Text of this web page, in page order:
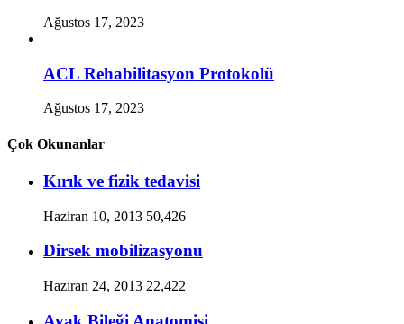
Ağustos 17, 2023
ACL Rehabilitasyon Protokolü
Ağustos 17, 2023
Çok Okunanlar
Kırık ve fizik tedavisi
Haziran 10, 2013 50,426
Dirsek mobilizasyonu
Haziran 24, 2013 22,422